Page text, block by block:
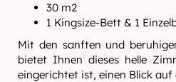
30 m2
1 Kingsize-Bett & 1
Mit den sanften und
bietet Ihnen dieses helle
eingerichtet ist, einen Blick auf